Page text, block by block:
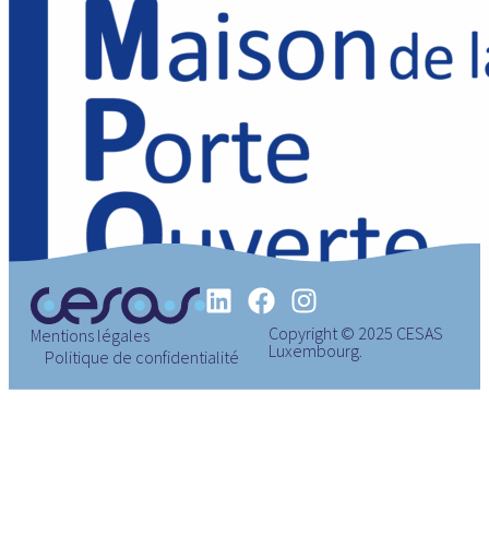
Copyright © 2025 CESAS
Luxembourg.
Mentions légales
Politique de confidentialité